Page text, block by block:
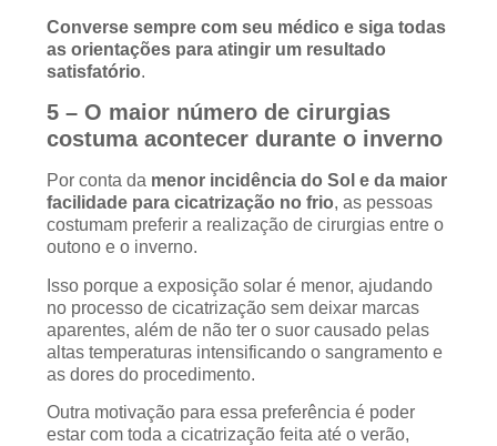
Converse sempre com seu médico e siga todas
as orientações para atingir um resultado
satisfatório.
5 – O maior número de cirurgias
costuma acontecer durante o inverno
Por conta da menor incidência do Sol e da maior
facilidade para cicatrização no frio, as pessoas
costumam preferir a realização de cirurgias entre o
outono e o inverno.
Isso porque a exposição solar é menor, ajudando
no processo de cicatrização sem deixar marcas
aparentes, além de não ter o suor causado pelas
altas temperaturas intensificando o sangramento e
as dores do procedimento.
Outra motivação para essa preferência é poder
estar com toda a cicatrização feita até o verão,